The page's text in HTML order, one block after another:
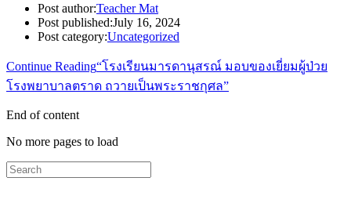
Post author:Teacher Mat
Post published:July 16, 2024
Post category:Uncategorized
Continue Reading“โรงเรียนมารดานุสรณ์ มอบของเยี่ยมผู้ป่วย
โรงพยาบาลตราด ถวายเป็นพระราชกุศล”
End of content
No more pages to load